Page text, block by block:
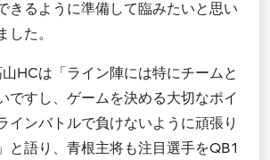
きるように準備して臨みたいと思い
した。
HCは「ライン陣には特にチームと
ですし、ゲームを決める大切なポイ
インバトルで負けないように頑張り
と語り、青根主将も注目選手をQB1